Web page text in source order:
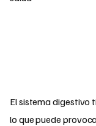
El sistema digestivo
lo que puede